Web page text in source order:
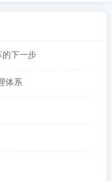
的下一步
体系